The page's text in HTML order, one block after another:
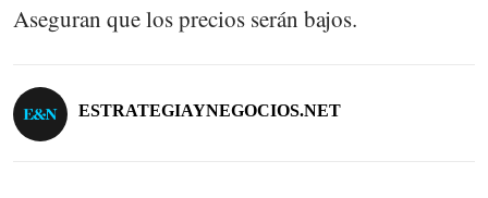
Aseguran que los precios serán bajos.
ESTRATEGIAYNEGOCIOS.NET